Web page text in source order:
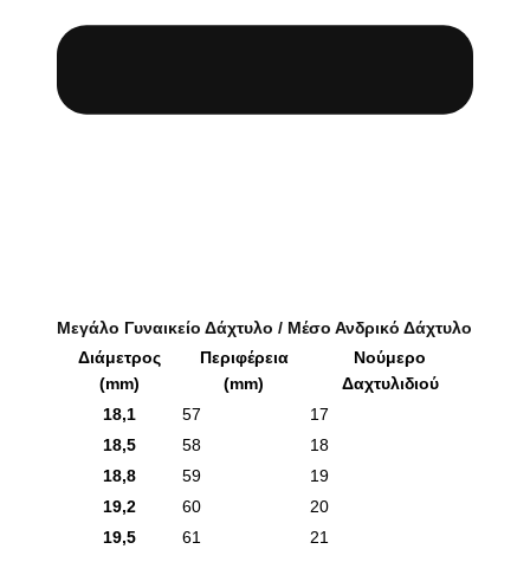
Μεγάλο Γυναικείο Δάχτυλο / Μέσο Ανδρικό Δάχτυλο
Διάμετρος
(mm)
Περιφέρεια
(mm)
Νούμερο
Δαχτυλιδιού
18,1
57
17
18,5
58
18
18,8
59
19
19,2
60
20
19,5
61
21